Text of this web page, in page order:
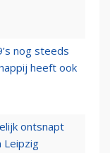
nog steeds
heeft ook
ontsnapt
Leipzig